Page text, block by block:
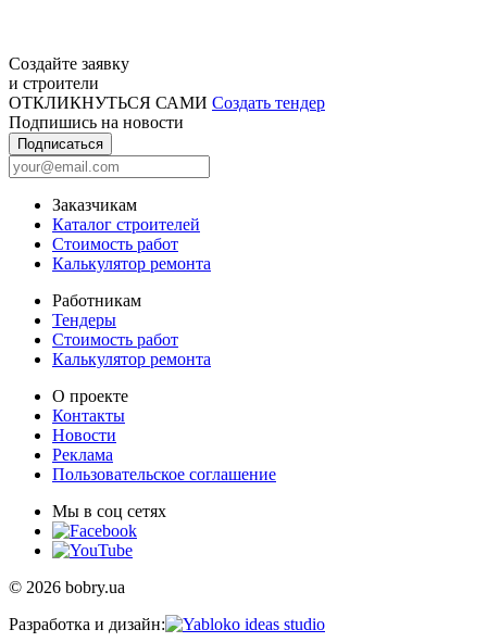
Создайте заявку
и строители
ОТКЛИКНУТЬСЯ САМИ Создать тендер
Подпишись на новости
Подписаться
Заказчикам
Каталог строителей
Стоимость работ
Калькулятор ремонта
Работникам
Тендеры
Стоимость работ
Калькулятор ремонта
О проекте
Контакты
Новости
Реклама
Пользовательское соглашение
Мы в соц сетях
© 2026 bobry.ua
Разработка и дизайн: